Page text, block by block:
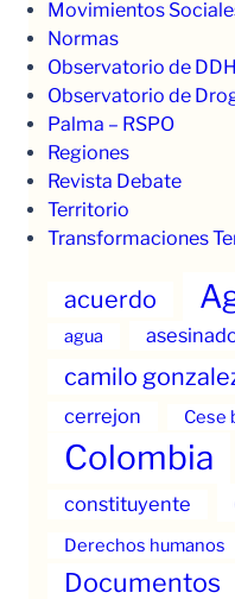
Movimientos
Normas
Observatorio de
Observatorio de
Palma – RSPO
Regiones
Revista Debate
Territorio
Transformaciones
acuerdo
agua
camilo
cerrejon Cese
Colombia
constituyente
Derechos humanos
Documentos